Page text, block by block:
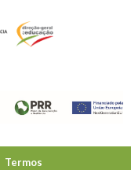
Termos